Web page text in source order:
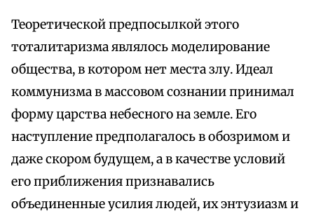
Теоретической предпосылкой этого
тоталитаризма являлось моделирование
общества, в котором нет места злу. Идеал
коммунизма в массовом сознании принимал
форму царства небесного на земле. Его
наступление предполагалось в обозримом и
даже скором будущем, а в качестве условий
его приближения признавались
объединенные усилия людей, их энтузиазм и